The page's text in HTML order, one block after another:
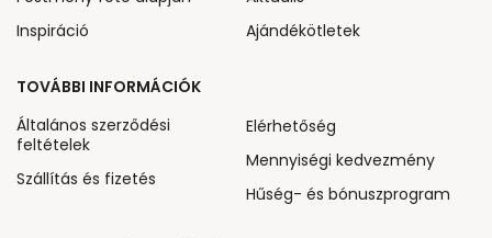
Inspiráció
Ajándékötletek
TOVÁBBI INFORMÁCIÓK
Általános szerződési
feltételek
Szállítás és fizetés
Elérhetőség
Mennyiségi kedvezmény
Hűség- és bónuszprogram